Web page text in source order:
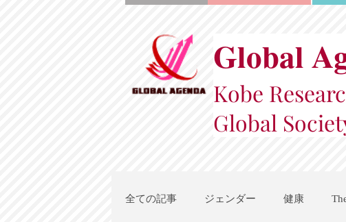
Global
Kobe
Global
全ての記事 ジェンダー 健康